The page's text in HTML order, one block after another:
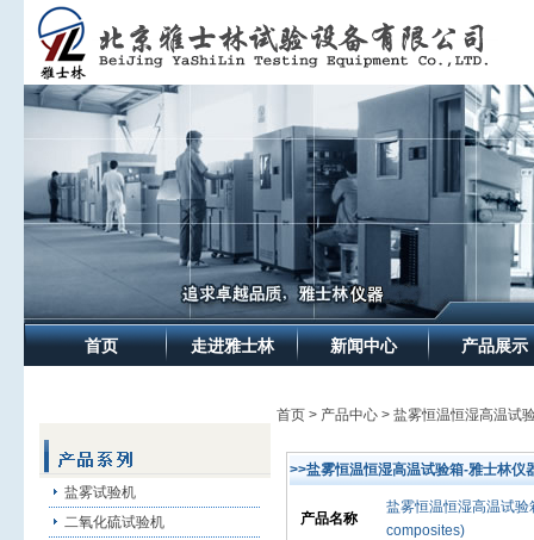
首页 走进雅士林 新闻中心 产品展示
盐雾试验机
二氧化硫试验机
首页 > 产品中心 > 盐雾恒温恒湿高温试
>>盐雾恒温恒湿高温试验箱-雅士林仪
产品名称
盐雾恒温恒湿高温试
composites)